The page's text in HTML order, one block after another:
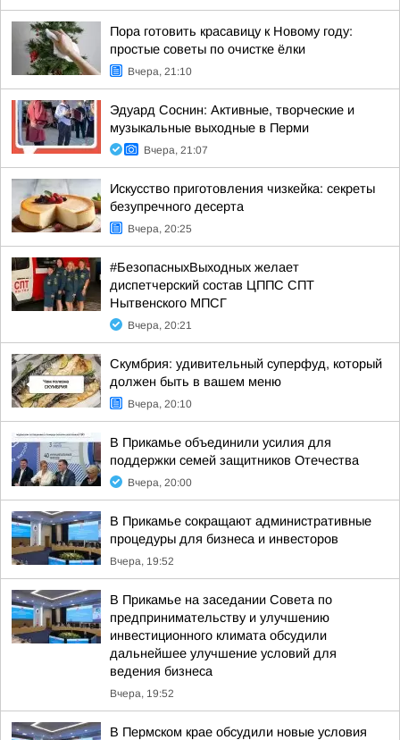
Пора готовить красавицу к Новому году:
простые советы по очистке ёлки
Вчера, 21:10
Эдуард Соснин: Активные, творческие и
музыкальные выходные в Перми
Вчера, 21:07
Искусство приготовления чизкейка: секреты
безупречного десерта
Вчера, 20:25
#БезопасныхВыходных желает
диспетчерский состав ЦППС СПТ
Нытвенского МПСГ
Вчера, 20:21
Скумбрия: удивительный суперфуд, который
должен быть в вашем меню
Вчера, 20:10
В Прикамье объединили усилия для
поддержки семей защитников Отечества
Вчера, 20:00
В Прикамье сокращают административные
процедуры для бизнеса и инвесторов
Вчера, 19:52
В Прикамье на заседании Совета по
предпринимательству и улучшению
инвестиционного климата обсудили
дальнейшее улучшение условий для
ведения бизнеса
Вчера, 19:52
В Пермском крае обсудили новые условия